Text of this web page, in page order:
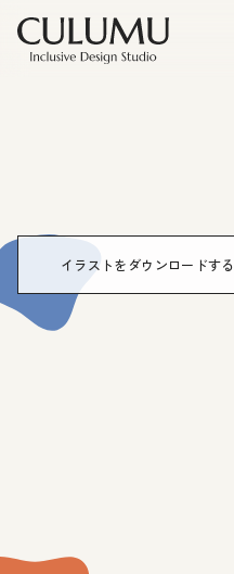
イラストをダウンロードする